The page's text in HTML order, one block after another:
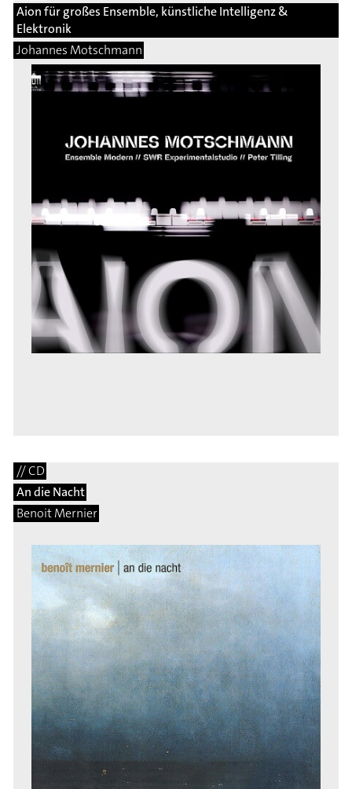
Aion für großes Ensemble, künstliche Intelligenz &
Elektronik
Johannes Motschmann
// CD
An die Nacht
Benoit Mernier